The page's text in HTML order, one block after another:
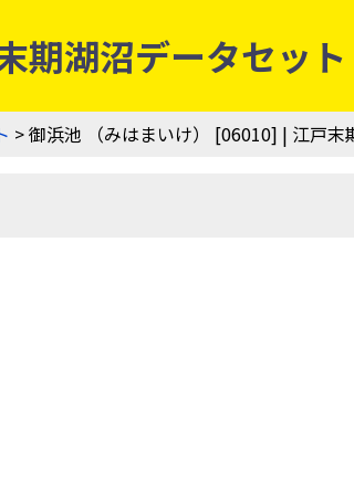
期湖沼データセット
> 御浜池 （みはまいけ） [06010] | 江戸末